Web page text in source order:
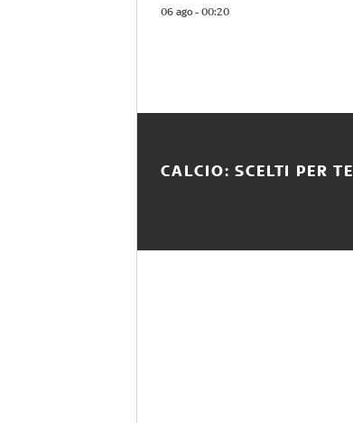
06 ago - 00:20
CALCIO: SCELTI PER TE